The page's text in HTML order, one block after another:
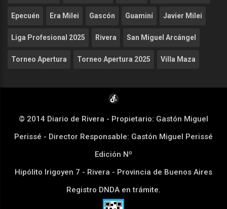
Epecuén Era Milei Gascón Guaminí Javier Milei
Liga Profesional 2025 Rivera San Miguel Arcángel
Torneo Apertura Torneo Apertura 2025 Villa Maza
© 2014 Diario de Rivera - Propietario: Gastón Miguel
Perissé - Director Responsable: Gastón Miguel Perissé
Edición Nº
Hipólito Irigoyen 7 - Rivera - Provincia de Buenos Aires
Registro DNDA en trámite.